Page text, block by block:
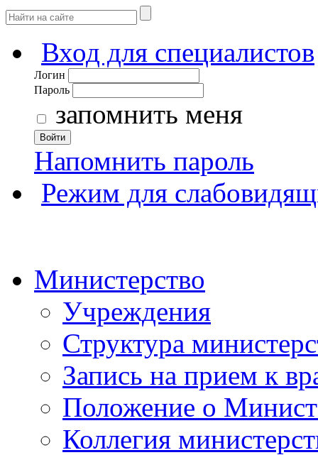
Вход для специалистов
Логин
Пароль
запомнить меня
Войти
Напомнить пароль
Режим для
Министерство
Учреждения
Структура
Запись на прием к
Положение о
Коллегия